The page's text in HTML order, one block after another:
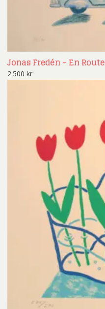
Jonas Fredén – En Route
2.500 kr